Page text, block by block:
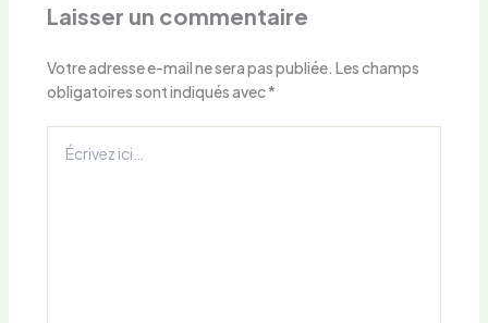
Laisser un commentaire
Votre adresse e-mail ne sera pas publiée. Les champs
obligatoires sont indiqués avec*
ici…